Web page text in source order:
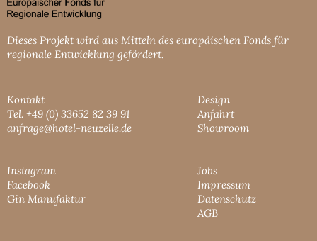
Dieses Projekt wird aus Mitteln des europäischen Fonds für
regionale Entwicklung gefördert.
Kontakt
Tel. +49 (0) 33652 82 39 91
anfrage@hotel-neuzelle.de
Design
Anfahrt
Showroom
Instagram
Facebook
Gin Manufaktur
Jobs
Impressum
Datenschutz
AGB